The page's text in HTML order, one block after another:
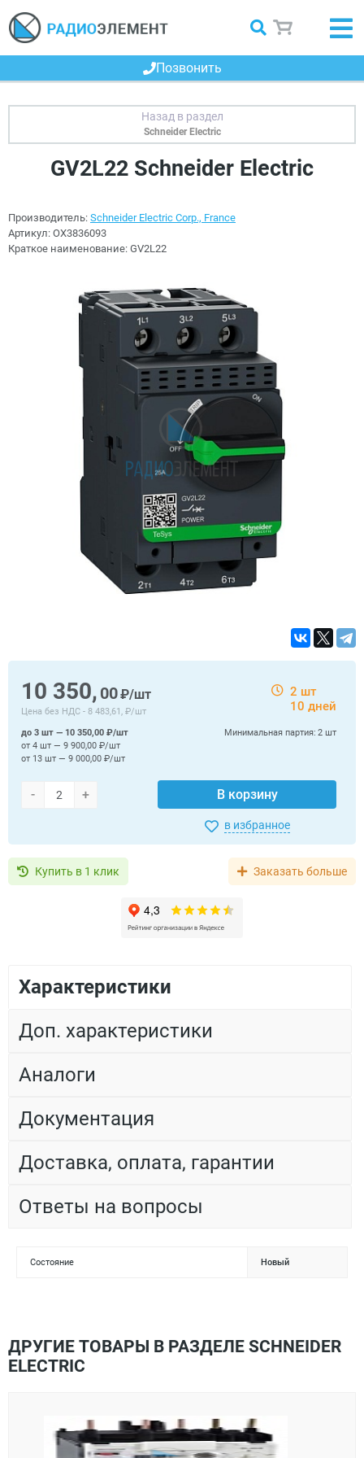
Позвонить
Schneider Electric
GV2L22 Schneider Electric
Производитель: Schneider Electric Corp., France
Артикул: OX3836093
Краткое наименование: GV2L22
10 350, 00₽/шт
Цена без НДС - 8 483,61, ₽/шт
2 шт
10 дней
- + В корзину
Минимальная партия: 2 шт
до 3 шт — 10 350,00 ₽/шт
от 4 шт — 9 900,00 ₽/шт
от 13 шт — 9 000,00 ₽/шт
в избранное
Купить в 1 клик Заказать больше
Характеристики
Доп. характеристики
Аналоги
Документация
Доставка, оплата, гарантии
Ответы на вопросы
Состояние Новый
ДРУГИЕ ТОВАРЫ В РАЗДЕЛЕ SCHNEIDER
ELECTRIC